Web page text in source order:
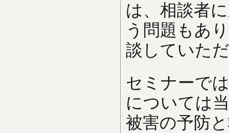
は、相談者
う問題もあ
談していた
セミナーで
については
被害の予防